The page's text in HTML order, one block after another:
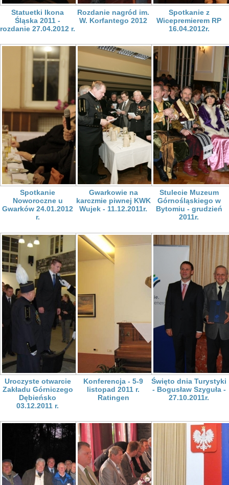
Statuetki Ikona
Śląska 2011 -
rozdanie 27.04.2012 r.
Rozdanie nagród im.
W. Korfantego 2012
Spotkanie z
Wicepremierem RP
16.04.2012r.
Spotkanie
Noworoczne u
Gwarków 24.01.2012
r.
Gwarkowie na
karczmie piwnej KWK
Wujek - 11.12.2011r.
Stulecie Muzeum
Górnośląskiego w
Bytomiu - grudzień
2011r.
Uroczyste otwarcie
Zakładu Górniczego
Dębieńsko
03.12.2011 r.
Konferencja - 5-9
listopad 2011 r.
Ratingen
Święto dnia Turystyki
- Bogusław Szyguła -
27.10.2011r.